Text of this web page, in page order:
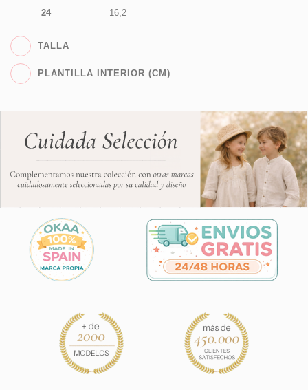
24
16,2
TALLA
PLANTILLA INTERIOR (CM)